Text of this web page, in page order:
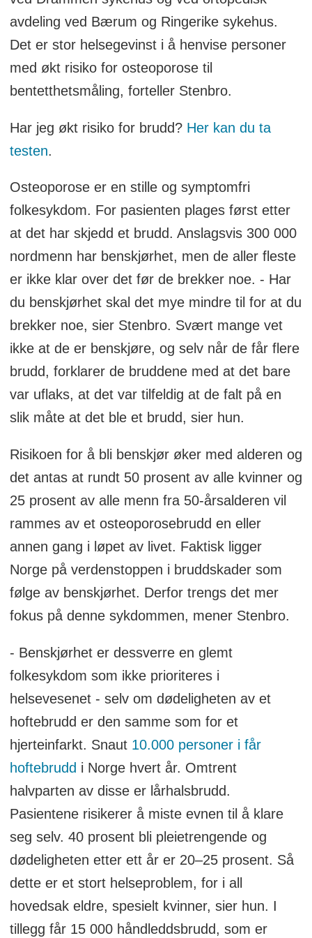
avdeling ved Bærum og Ringerike sykehus.
Det er stor helsegevinst i å henvise personer
med økt risiko for osteoporose til
bentetthetsmåling, forteller Stenbro.
Har jeg økt risiko for brudd? Her kan du ta
testen.
Osteoporose er en stille og symptomfri
folkesykdom. For pasienten plages først etter
at det har skjedd et brudd. Anslagsvis 300 000
nordmenn har benskjørhet, men de aller fleste
er ikke klar over det før de brekker noe. - Har
du benskjørhet skal det mye mindre til for at du
brekker noe, sier Stenbro. Svært mange vet
ikke at de er benskjøre, og selv når de får flere
brudd, forklarer de bruddene med at det bare
var uflaks, at det var tilfeldig at de falt på en
slik måte at det ble et brudd, sier hun.
Risikoen for å bli benskjør øker med alderen og
det antas at rundt 50 prosent av alle kvinner og
25 prosent av alle menn fra 50-årsalderen vil
rammes av et osteoporosebrudd en eller
annen gang i løpet av livet. Faktisk ligger
Norge på verdenstoppen i bruddskader som
følge av benskjørhet. Derfor trengs det mer
fokus på denne sykdommen, mener Stenbro.
- Benskjørhet er dessverre en glemt
folkesykdom som ikke prioriteres i
helsevesenet - selv om dødeligheten av et
hoftebrudd er den samme som for et
hjerteinfarkt. Snaut 10.000 personer i får
hoftebrudd i Norge hvert år. Omtrent
halvparten av disse er lårhalsbrudd.
Pasientene risikerer å miste evnen til å klare
seg selv. 40 prosent bli pleietrengende og
dødeligheten etter ett år er 20–25 prosent. Så
dette er et stort helseproblem, for i all
hovedsak eldre, spesielt kvinner, sier hun. I
tillegg får 15 000 håndleddsbrudd, som er